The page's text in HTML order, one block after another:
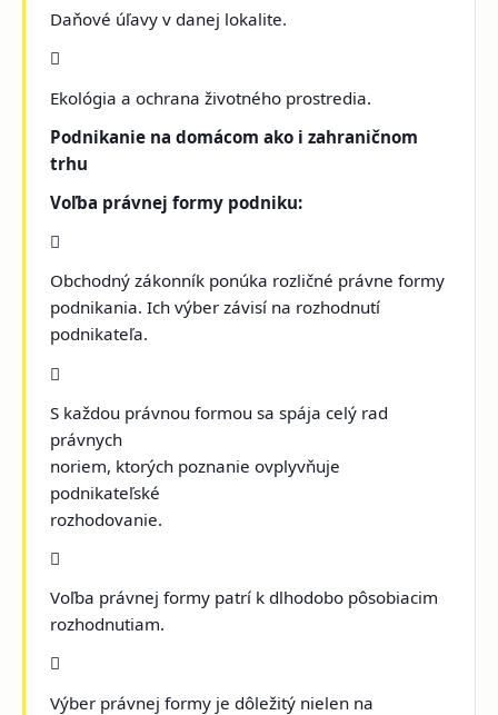
Daňové úľavy v danej lokalite.

Ekológia a ochrana životného prostredia.
Podnikanie na domácom ako i zahraničnom
trhu
Voľba právnej formy podniku:

Obchodný zákonník ponúka rozličné právne formy
podnikania. Ich výber závisí na rozhodnutí
podnikateľa.

S každou právnou formou sa spája celý rad
právnych
noriem, ktorých poznanie ovplyvňuje
podnikateľské
rozhodovanie.

Voľba právnej formy patrí k dlhodobo pôsobiacim
rozhodnutiam.

Výber právnej formy je dôležitý nielen na